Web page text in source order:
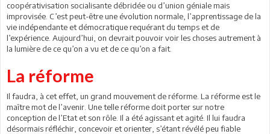
coopérativisation socialisante débridée ou d’union géniale mais
improvisée. C’est peut-être une évolution normale, l’apprentissage de la
vie indépendante et démocratique requérant du temps et de
l’expérience. Aujourd’hui, on devrait pouvoir voir les choses autrement à
la lumière de ce qu’on a vu et de ce qu’on a fait.
La réforme
Il faudra, à cet effet, un grand mouvement de réforme. La réforme est le
maître mot de l’avenir. Une telle réforme doit porter sur notre
conception de l’Etat et son rôle. Il a été agissant et agité. Il lui faudra
désormais réfléchir, concevoir et orienter, s’étant révélé peu fiable